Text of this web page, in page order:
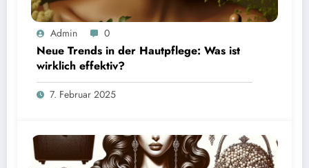
Admin 0
Neue Trends in der Hautpflege: Was ist
wirklich effektiv?
7. Februar 2025